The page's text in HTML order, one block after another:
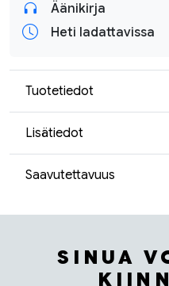
Äänikirja
Heti ladattavissa
Tuotetiedot
Lisätiedot
Saavutettavuus
SINUA